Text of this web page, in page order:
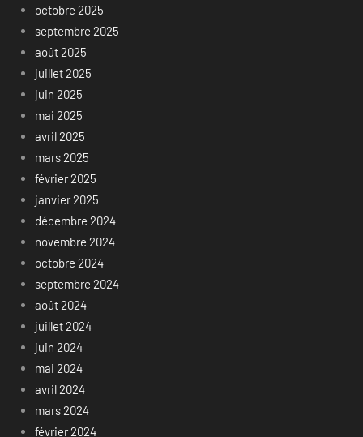
octobre 2025
septembre 2025
août 2025
juillet 2025
juin 2025
mai 2025
avril 2025
mars 2025
février 2025
janvier 2025
décembre 2024
novembre 2024
octobre 2024
septembre 2024
août 2024
juillet 2024
juin 2024
mai 2024
avril 2024
mars 2024
février 2024